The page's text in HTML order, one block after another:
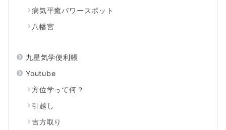
病気平癒パワースポット
八幡宮
九星気学便利帳
Youtube
方位学って何？
引越し
吉方取り